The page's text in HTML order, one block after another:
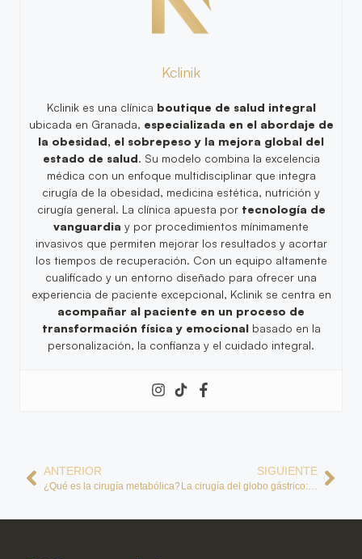
Kclinik
Kclinik es una clínica boutique de salud integral
ubicada en Granada, especializada en el abordaje de
la obesidad, el sobrepeso y la mejora global del
estado de salud. Su modelo combina la excelencia
médica con un enfoque multidisciplinar que integra
cirugía de la obesidad, medicina estética, nutrición y
cirugía general. La clínica apuesta por tecnología de
vanguardia y por procedimientos mínimamente
invasivos que permiten mejorar los resultados y acortar
los tiempos de recuperación. Con un equipo altamente
cualificado y un entorno diseñado para ofrecer una
experiencia de paciente excepcional, Kclinik se centra en
acompañar al paciente en un proceso de
transformación física y emocionalbasado en la
personalización, la confianza y el cuidado integral.
ANTERIOR
¿Qué es la cirugía metabólica?
SIGUIENTE
La cirugía del globo gástrico: Pros y contras